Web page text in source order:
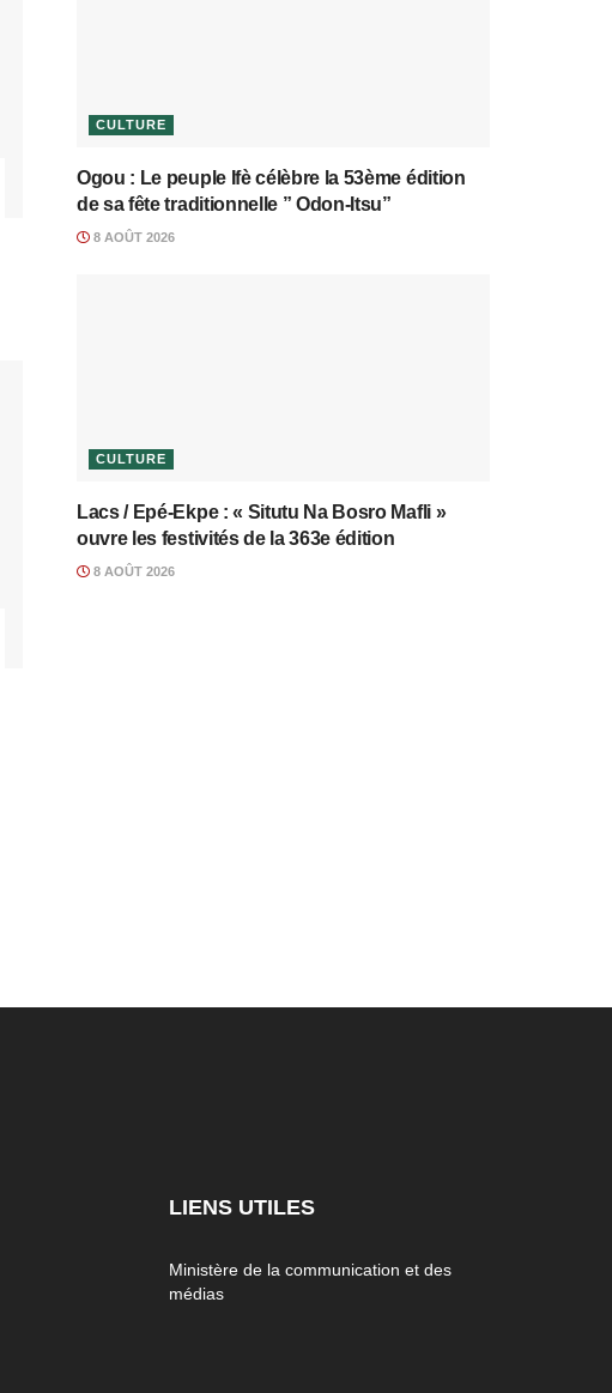
CULTURE
Ogou : Le peuple Ifè célèbre la 53ème édition
de sa fête traditionnelle ” Odon-Itsu”
8 AOÛT 2026
CULTURE
Lacs / Epé-Ekpe : « Situtu Na Bosro Mafli »
ouvre les festivités de la 363e édition
8 AOÛT 2026
LIENS UTILES
Ministère de la communication et des
médias